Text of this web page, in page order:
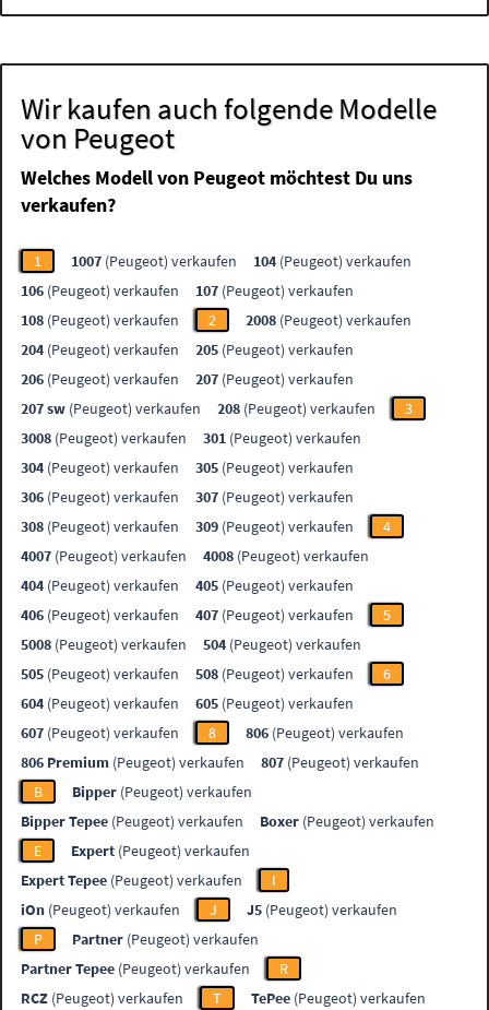
Wir kaufen auch folgende Modelle
von Peugeot
Welches Modell von Peugeot möchtest Du uns
verkaufen?
1 1007 (Peugeot) verkaufen 104 (Peugeot) verkaufen
106 (Peugeot) verkaufen 107 (Peugeot) verkaufen
108 (Peugeot) verkaufen 2 2008 (Peugeot) verkaufen
204 (Peugeot) verkaufen 205 (Peugeot) verkaufen
206 (Peugeot) verkaufen 207 (Peugeot) verkaufen
207 sw (Peugeot) verkaufen 208 (Peugeot) verkaufen
3
3008 (Peugeot) verkaufen 301 (Peugeot) verkaufen
304 (Peugeot) verkaufen 305 (Peugeot) verkaufen
306 (Peugeot) verkaufen 307 (Peugeot) verkaufen
308 (Peugeot) verkaufen 309 (Peugeot) verkaufen
4
4007 (Peugeot) verkaufen 4008 (Peugeot) verkaufen
404 (Peugeot) verkaufen 405 (Peugeot) verkaufen
406 (Peugeot) verkaufen 407 (Peugeot) verkaufen
5
5008 (Peugeot) verkaufen 504 (Peugeot) verkaufen
505 (Peugeot) verkaufen 508 (Peugeot) verkaufen
6
604 (Peugeot) verkaufen 605 (Peugeot) verkaufen
607 (Peugeot) verkaufen 8 806 (Peugeot) verkaufen
806 Premium (Peugeot) verkaufen 807 (Peugeot) verkaufen
B
Bipper (Peugeot) verkaufen
Bipper Tepee (Peugeot) verkaufen Boxer (Peugeot) verkaufen
E
Expert (Peugeot) verkaufen
Expert Tepee (Peugeot) verkaufen
I
iOn (Peugeot) verkaufen J J5 (Peugeot) verkaufen
P
Partner (Peugeot) verkaufen
Partner Tepee (Peugeot) verkaufen
R
RCZ (Peugeot) verkaufen T TePee (Peugeot) verkaufen